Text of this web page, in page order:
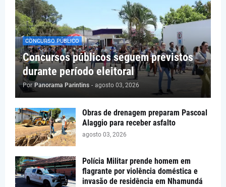
CONCURSO PÚBLICO
Concursos públicos seguem previstos
durante período eleitoral
Por Panorama Parintins - agosto 03, 2026
Obras de drenagem preparam Pascoal
Alaggio para receber asfalto
agosto 03, 2026
Polícia Militar prende homem em
flagrante por violência doméstica e
invasão de residência em Nhamundá